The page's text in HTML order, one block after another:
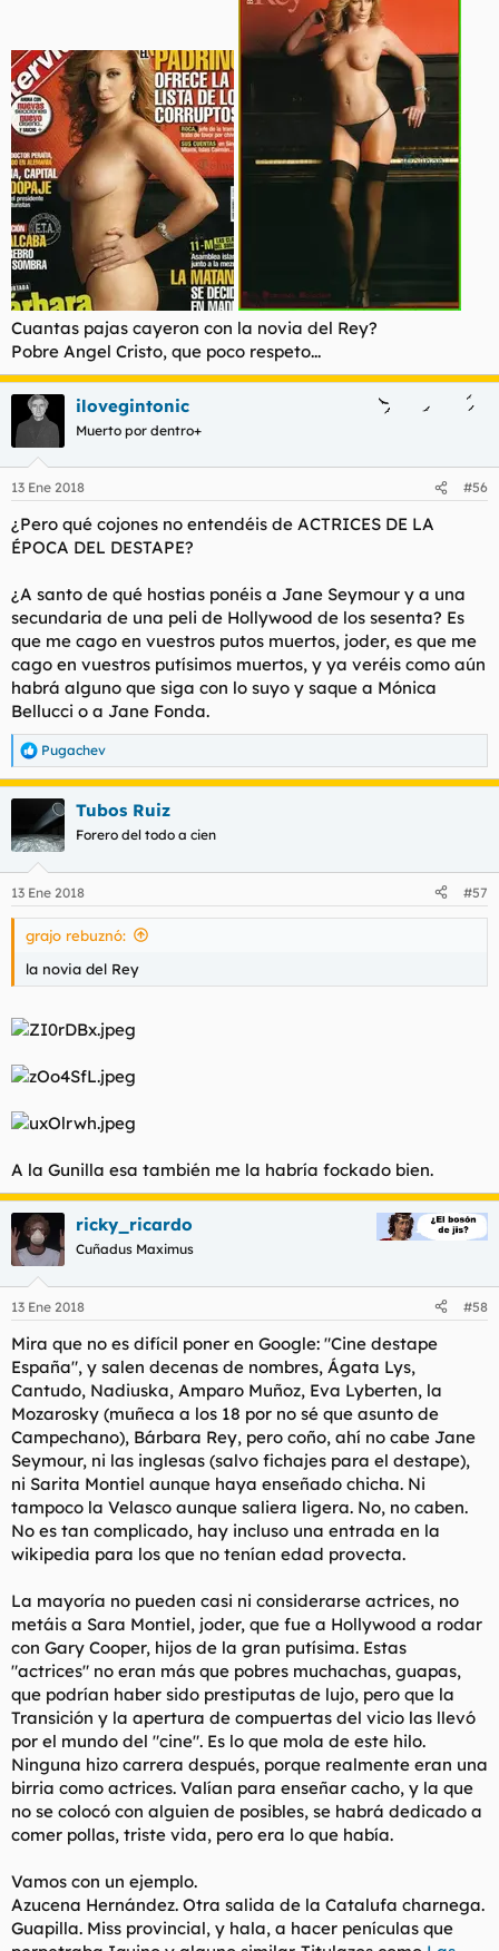
Cuantas pajas cayeron con la novia del Rey?
Pobre Angel Cristo, que poco respeto...
ilovegintonic
Muerto por dentro+
13 Ene 2018 #56
¿Pero qué cojones no entendéis de ACTRICES DE LA
ÉPOCA DEL DESTAPE?
¿A santo de qué hostias ponéis a Jane Seymour y a una
secundaria de una peli de Hollywood de los sesenta? Es
que me cago en vuestros putos muertos, joder, es que me
cago en vuestros putísimos muertos, y ya veréis como aún
habrá alguno que siga con lo suyo y saque a Mónica
Bellucci o a Jane Fonda.
R
e
a
i
e
s
Pugachev
Tubos Ruiz
Forero del todo a cien
13 Ene 2018 #57
grajo rebuznó:
la novia del Rey
A la Gunilla esa también me la habría fockado bien.
ricky_ricardo
Cuñadus Maximus
13 Ene 2018 #58
Mira que no es difícil poner en Google: "Cine destape
España", y salen decenas de nombres, Ágata Lys,
Cantudo, Nadiuska, Amparo Muñoz, Eva Lyberten, la
Mozarosky (muñeca a los 18 por no sé que asunto de
Campechano), Bárbara Rey, pero coño, ahí no cabe Jane
Seymour, ni las inglesas (salvo fichajes para el destape),
ni Sarita Montiel aunque haya enseñado chicha. Ni
tampoco la Velasco aunque saliera ligera. No, no caben.
No es tan complicado, hay incluso una entrada en la
wikipedia para los que no tenían edad provecta.
La mayoría no pueden casi ni considerarse actrices, no
metáis a Sara Montiel, joder, que fue a Hollywood a rodar
con Gary Cooper, hijos de la gran putísima. Estas
"actrices" no eran más que pobres muchachas, guapas,
que podrían haber sido prestiputas de lujo, pero que la
Transición y la apertura de compuertas del vicio las llevó
por el mundo del "cine". Es lo que mola de este hilo.
Ninguna hizo carrera después, porque realmente eran una
birria como actrices. Valían para enseñar cacho, y la que
no se colocó con alguien de posibles, se habrá dedicado a
comer pollas, triste vida, pero era lo que había.
Vamos con un ejemplo.
Azucena Hernández. Otra salida de la Catalufa charnega.
Guapilla. Miss provincial, y hala, a hacer penículas que